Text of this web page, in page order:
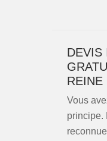
DEVIS
REINE
Vous
principe.